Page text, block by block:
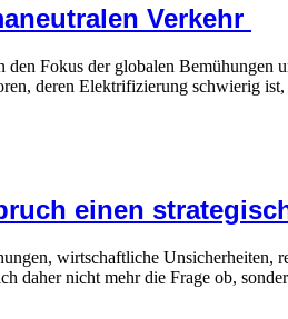
Verkehr
Fokus der globalen Bemühungen
deren Elektrifizierung schwierig
einen
wirtschaftliche
daher nicht mehr die Frage ob,